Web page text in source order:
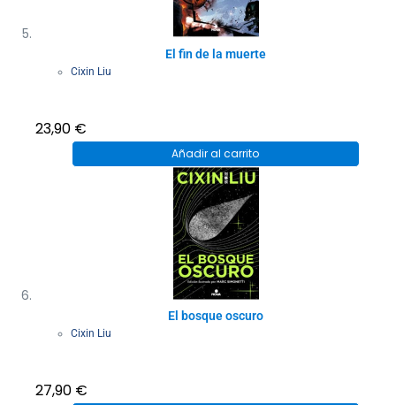
El fin de la muerte
Cixin Liu
23,90 €
Añadir al carrito
El bosque oscuro
Cixin Liu
27,90 €